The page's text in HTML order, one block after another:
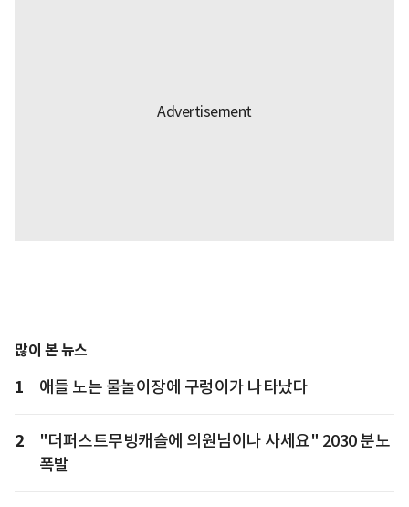
많이 본 뉴스
1 애들 노는 물놀이장에 구렁이가 나타났다
2
"더퍼스트무빙캐슬에 의원님이나 사세요" 2030 분노
폭발